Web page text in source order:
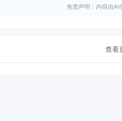
免责声明：内容由AI
查看